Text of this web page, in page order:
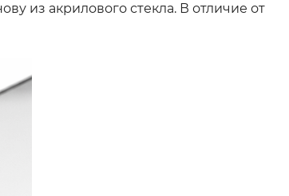
из акрилового стекла. В отличие от